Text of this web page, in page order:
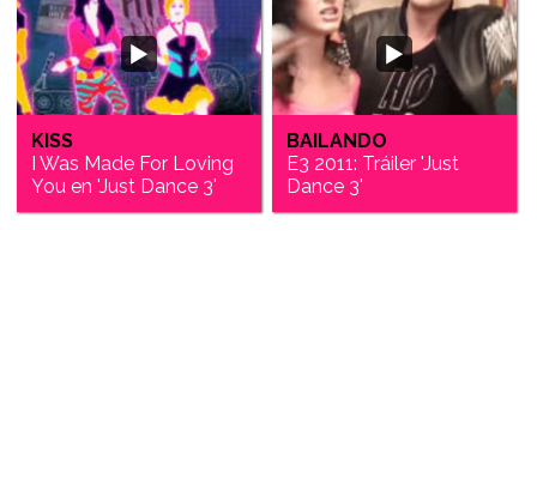
KISS
I Was Made For Loving
You en 'Just Dance 3'
BAILANDO
E3 2011: Tráiler 'Just
Dance 3'